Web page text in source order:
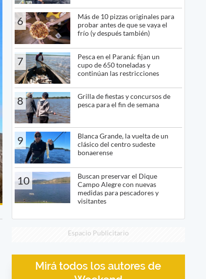
6
Más de 10 pizzas originales para
probar antes de que se vaya el
frío (y después también)
7
Pesca en el Paraná: fijan un
cupo de 650 toneladas y
continúan las restricciones
8
Grilla de fiestas y concursos de
pesca para el fin de semana
9
Blanca Grande, la vuelta de un
clásico del centro sudeste
bonaerense
10
Buscan preservar el Dique
Campo Alegre con nuevas
medidas para pescadores y
visitantes
Espacio Publicitario
Mirá todos los autores de